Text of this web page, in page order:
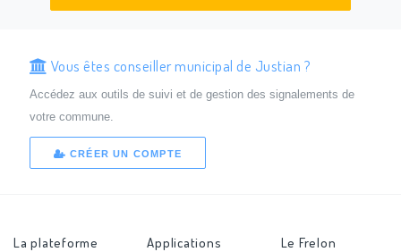
Vous êtes conseiller municipal de Justian ?
Accédez aux outils de suivi et de gestion des signalements de
votre commune.
CRÉER UN COMPTE
La plateforme
Applications
Le Frelon